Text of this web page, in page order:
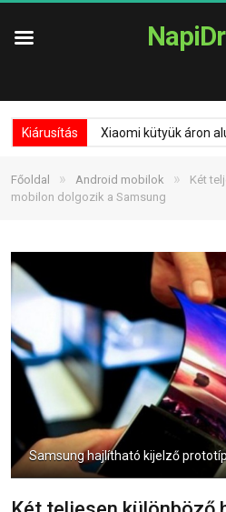
Kiárusítás Xiaomi kütyük áron
Főoldal » Android mobilok »
Két
mobilon dolgozik a Samsung
Samsung hajlítható kijelző